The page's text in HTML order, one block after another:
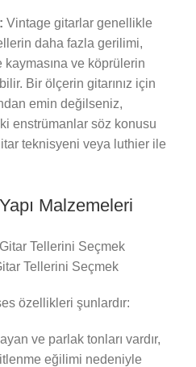
Vintage gitarlar genellikle
daha fazla gerilimi,
kaymasına ve köprülerin
Bir ölçerin gitarınız için
emin değilseniz,
enstrümanlar söz konusu
teknisyeni veya luthier ile
Malzemeleri
Tellerini Seçmek
özellikleri şunlardır:
ve parlak tonları vardır,
eğilimi nedeniyle